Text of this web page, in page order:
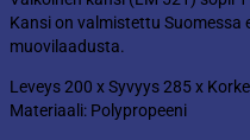
Kansi on valmistettu Suomessa
muovilaadusta.
Leveys 200 x Syvyys 285 x
Materiaali: Polypropeeni